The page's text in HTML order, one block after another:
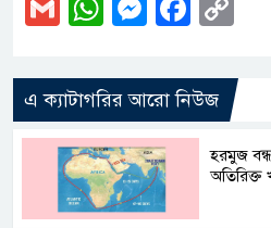
GmailWhatsApp
এ ক্যাটাগরির আরো নিউজ
হরমুজ
অতিরিক্ত